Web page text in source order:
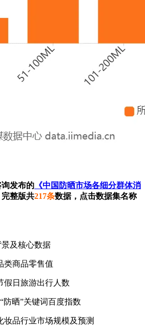
发布的 《中国防晒市场各细分群体消
整版共217条数据，点击数据集名称
及核心数据
类商品零售值
假日旅游出行人数
防晒”关键词百度指数
妆品行业市场规模及预测